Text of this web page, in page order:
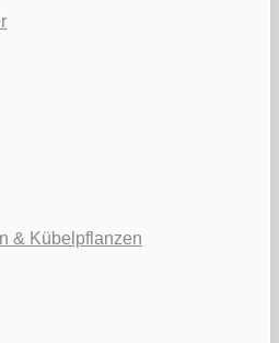
& Kübelpflanzen